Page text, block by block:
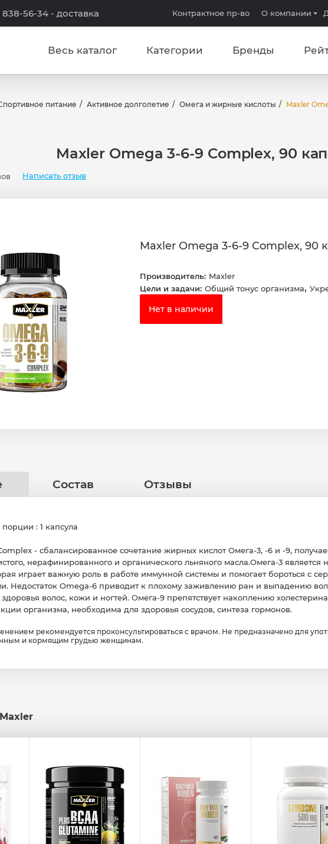
838-56-34 - доставка Контрактное пр-во О компании
Весь каталог Категории Бренды
питание Активное долголетие Омега и жирные кислоты Maxler
Maxler Omega 3-6-9 Complex, 90
Написать отзыв
Maxler Omega 3-6-9 Complex, 90
Производитель: Maxler
Цели и задачи: Общий тонус организма,
Нет в наличии
Состав Отзывы
: 1 капсула
- сбалансированное сочетание жирных кислот Омега-3, -6 и -9,
нерафинированного и органического льняного масла.Омега-3
играет важную роль в работе иммунной системы и помогает бороться с
Недостаток Omega-6 приводит к плохому заживлению ран и выпадению
волос, кожи и ногтей. Омега-9 препятствует накоплению
организма, необходима для здоровья сосудов, синтеза гормонов.
рекомендуется проконсультироваться с врачом. Не предназначено для
и кормящим грудью женщинам.